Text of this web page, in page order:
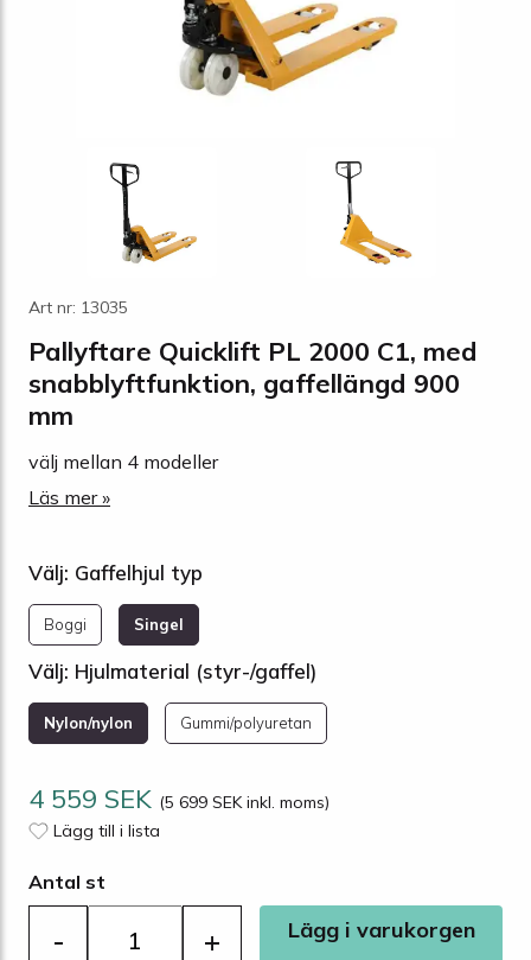
Art nr: 13035
Pallyftare Quicklift PL 2000 C1, med
snabblyftfunktion, gaffellängd 900
mm
välj mellan 4 modeller
Läs mer »
Välj: Gaffelhjul typ
Boggi Singel
Välj: Hjulmaterial (styr-/gaffel)
Nylon/nylon Gummi/polyuretan
4 559 SEK (5 699 SEK inkl. moms)
Lägg till i lista
Antal st
- + Lägg i varukorgen